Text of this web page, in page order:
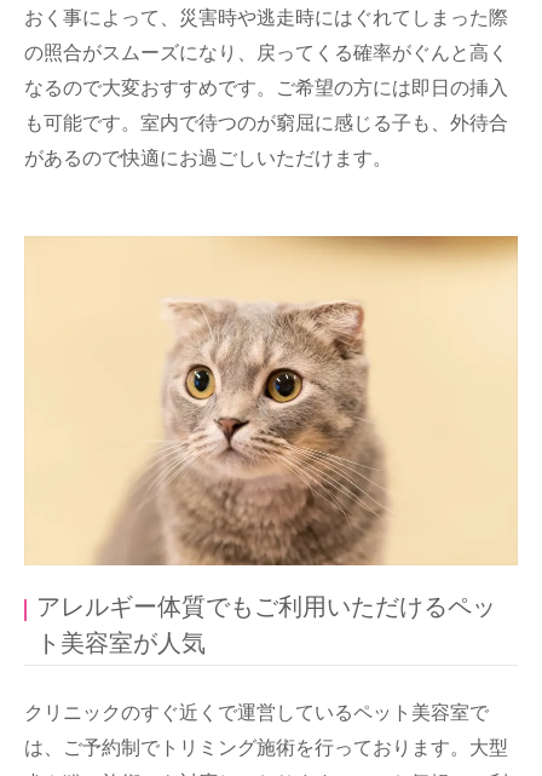
おく事によって、災害時や逃走時にはぐれてしまった際
の照合がスムーズになり、戻ってくる確率がぐんと高く
なるので大変おすすめです。ご希望の方には即日の挿入
も可能です。室内で待つのが窮屈に感じる子も、外待合
があるので快適にお過ごしいただけます。
アレルギー体質でもご利用いただけるペッ
ト美容室が人気
クリニックのすぐ近くで運営しているペット美容室で
は、ご予約制でトリミング施術を行っております。大型